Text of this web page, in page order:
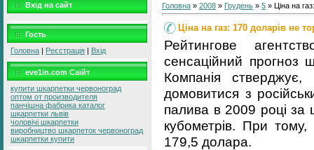
Вхід на сайт
Гость
Головна | Реєстрація | Вхід
eve1in.com Саїйт
купити шкарпетки червоноград
оптом от производителя
панчішна фабрика каталог
шкарпетки львів
чоловічі шкарпетки
виробництво шкарпеток червоноград
шкарпетки купити
Головна » 2008 » Грудень » 5 » Ціна на
Ціна на газ: 170 доларів не
Рейтингове
сенсаційний прогноз
Компанія
домовитися з
палива в 2009 році за
кубометрів. При
179,5 долара.